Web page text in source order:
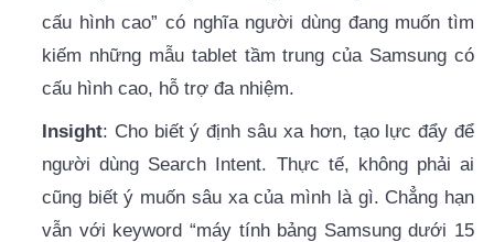
cấu hình cao” có nghĩa người dùng đang muốn tìm
kiếm những mẫu tablet tầm trung của Samsung có
cấu hình cao, hỗ trợ đa nhiệm.
Insight: Cho biết ý định sâu xa hơn, tạo lực đẩy để
người dùng Search Intent. Thực tế, không phải ai
cũng biết ý muốn sâu xa của mình là gì. Chẳng hạn
vẫn với keyword “máy tính bảng Samsung dưới 15